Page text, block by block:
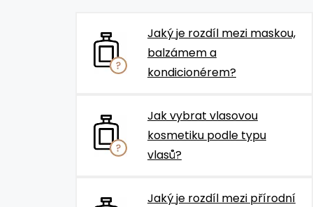
Jaký je rozdíl mezi maskou,
balzámem a
kondicionérem?
Jak vybrat vlasovou
kosmetiku podle typu
vlasů?
Jaký je rozdíl mezi přírodní